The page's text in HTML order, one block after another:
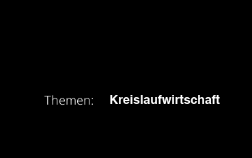
Themen: Kreislaufwirtschaft